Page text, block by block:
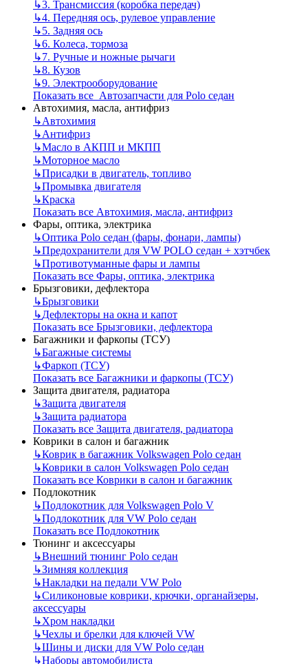
↳3. Трансмиссия (коробка передач)
↳4. Передняя ось, рулевое управление
↳5. Задняя ось
↳6. Колеса, тормоза
↳7. Ручные и ножные рычаги
↳8. Кузов
↳9. Электрооборудование
Показать все Автозапчасти для Polo седан
Автохимия, масла, антифриз
↳Автохимия
↳Антифриз
↳Масло в АКПП и МКПП
↳Моторное масло
↳Присадки в двигатель, топливо
↳Промывка двигателя
↳Краска
Показать все Автохимия, масла, антифриз
Фары, оптика, электрика
↳Оптика Polo седан (фары, фонари, лампы)
↳Предохранители для VW POLO седан + хэтчбек
↳Противотуманные фары и лампы
Показать все Фары, оптика, электрика
Брызговики, дефлектора
↳Брызговики
↳Дефлекторы на окна и капот
Показать все Брызговики, дефлектора
Багажники и фаркопы (ТСУ)
↳Багажные системы
↳Фаркоп (ТСУ)
Показать все Багажники и фаркопы (ТСУ)
Защита двигателя, радиатора
↳Защита двигателя
↳Защита радиатора
Показать все Защита двигателя, радиатора
Коврики в салон и багажник
↳Коврик в багажник Volkswagen Polo седан
↳Коврики в салон Volkswagen Polo седан
Показать все Коврики в салон и багажник
Подлокотник
↳Подлокотник для Volkswagen Polo V
↳Подлокотник для VW Polo седан
Показать все Подлокотник
Тюнинг и аксессуары
↳Внешний тюнинг Polo седан
↳Зимняя коллекция
↳Накладки на педали VW Polo
↳Силиконовые коврики, крючки, органайзеры,
аксессуары
↳Хром накладки
↳Чехлы и брелки для ключей VW
↳Шины и диски для VW Polo седан
↳Наборы автомобилиста